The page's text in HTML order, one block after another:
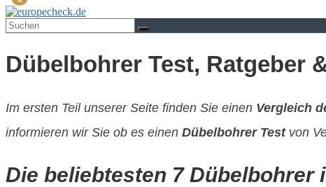
Dübelbohrer Test, Ratgeber
Im ersten Teil unserer Seite finden Sie einen Vergleich
informieren wir Sie ob es einen Dübelbohrer Testvon
Die beliebtesten 7 Dübelbohrer